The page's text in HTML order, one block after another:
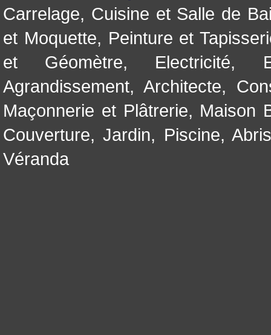
Carrelage, Cuisine et Salle de
et Moquette, Peinture et
et Géomètre, Electricité,
Agrandissement, Architecte,
Maçonnerie et Plâtrerie, Maison
Couverture,Jardin, Piscine,
Véranda